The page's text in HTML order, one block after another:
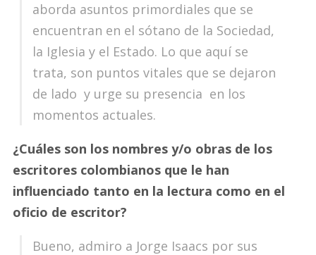
aborda asuntos primordiales que se
encuentran en el sótano de la Sociedad,
la Iglesia y el Estado. Lo que aquí se
trata, son puntos vitales que se dejaron
de lado y urge su presencia en los
momentos actuales.
¿Cuáles son los nombres y/o obras de los
escritores colombianos que le han
influenciado tanto en la lectura como en el
oficio de escritor?
Bueno, admiro a Jorge Isaacs por sus